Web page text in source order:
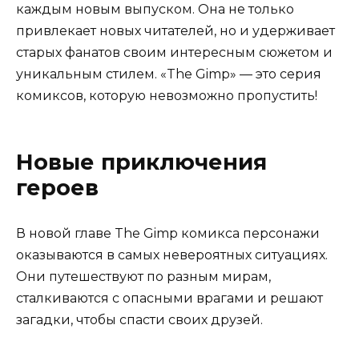
каждым новым выпуском. Она не только
привлекает новых читателей, но и удерживает
старых фанатов своим интересным сюжетом и
уникальным стилем. «The Gimp» — это серия
комиксов, которую невозможно пропустить!
Новые приключения
героев
В новой главе The Gimp комикса персонажи
оказываются в самых невероятных ситуациях.
Они путешествуют по разным мирам,
сталкиваются с опасными врагами и решают
загадки, чтобы спасти своих друзей.